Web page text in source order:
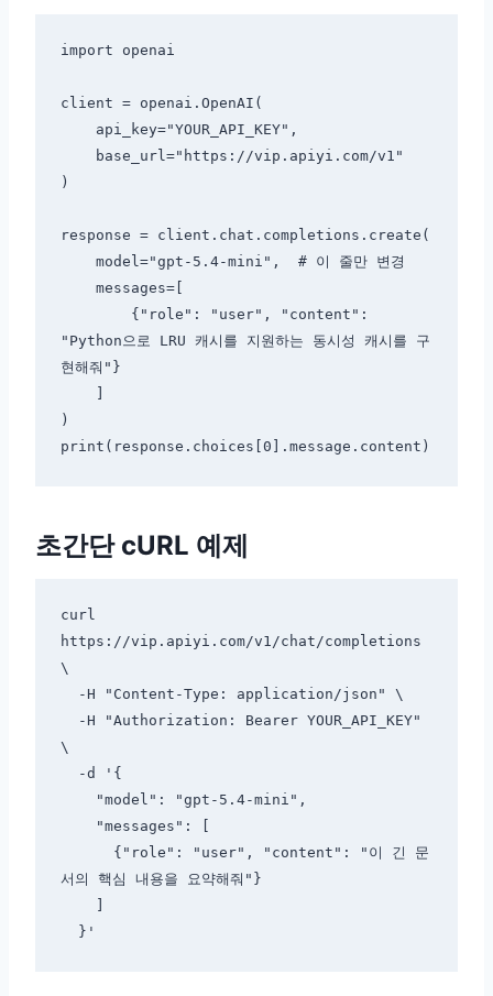
import openai
client = openai.OpenAI(
)
response = client.chat.completions.create(
"Python으로 LRU 캐시를 지원하는 동시성 캐시를 구
현해줘"}
)
초간단 cURL 예제
curl
https://vip.apiyi.com/v1/chat/completions
\
\
서의 핵심 내용을 요약해줘"}